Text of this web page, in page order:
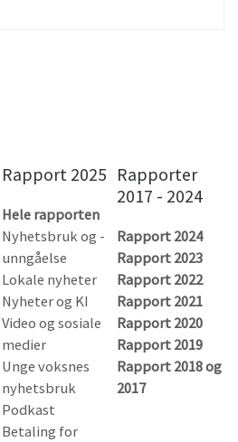
Rapport 2025
Hele rapporten
Nyhetsbruk og -
unngåelse
Lokale nyheter
Nyheter og KI
Video og sosiale
medier
Unge voksnes
nyhetsbruk
Podkast
Betaling for
Rapporter
2017 - 2024
Rapport 2024
Rapport 2023
Rapport 2022
Rapport 2021
Rapport 2020
Rapport 2019
Rapport 2018 og
2017